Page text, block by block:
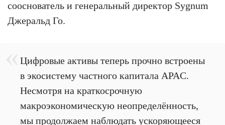
сооснователь и генеральный директор Sygnum
Джеральд Го.
Цифровые активы теперь прочно встроены
в экосистему частного капитала APAC.
Несмотря на краткосрочную
макроэкономическую неопределённость,
мы продолжаем наблюдать ускоряющееся